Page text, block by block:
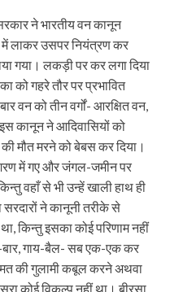
ने भारतीय वन कानून
में लाकर उसपर नियंत्रण कर
गया। लकड़ी पर कर लगा दिया
को गहरे तौर पर प्रभावित
वन को तीन वर्गों- आरक्षित वन,
इस कानून ने आदिवासियों को
मौत मरने को बेबस कर दिया।
में गए और जंगल-जमीन पर
वहाँ से भी उन्हें खाली हाथ ही
सरदारों ने कानूनी तरीके से
किन्तु इसका कोई परिणाम नहीं
बार, गाय-बैल- सब एक-एक कर
की गुलामी कबूल करने अथवा
कोई विकल्प नहीं था। बीरसा